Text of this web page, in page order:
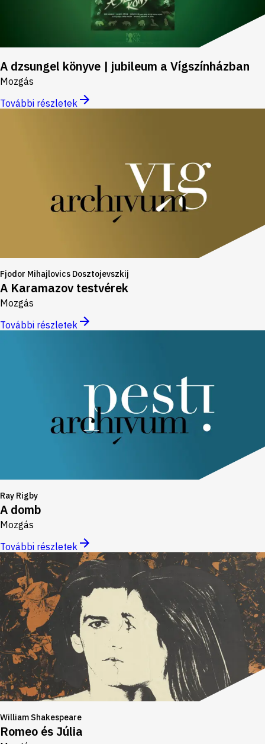
A dzsungel könyve | jubileum a Vígszínházban
Mozgás
További részletek
Fjodor Mihajlovics Dosztojevszkij
A Karamazov testvérek
Mozgás
További részletek
Ray Rigby
A domb
Mozgás
További részletek
William Shakespeare
Romeo és Júlia